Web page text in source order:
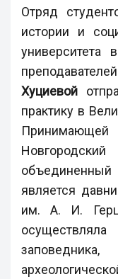
Отряд
истории и
преподавателей
Хуциевой
практику в
объединенный
является
им. А. И.